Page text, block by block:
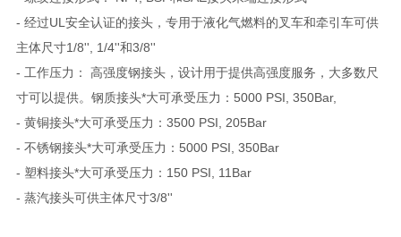
- 经过UL安全认证的接头，专用于液化气燃料的叉车和牵引车可供
主体尺寸1/8'', 1/4''和3/8''
- 工作压力： 高强度钢接头，设计用于提供高强度服务，大多数尺
寸可以提供。钢质接头*大可承受压力：5000 PSI, 350Bar,
- 黄铜接头*大可承受压力：3500 PSI, 205Bar
- 不锈钢接头*大可承受压力：5000 PSI, 350Bar
- 塑料接头*大可承受压力：150 PSI, 11Bar
- 蒸汽接头可供主体尺寸3/8''